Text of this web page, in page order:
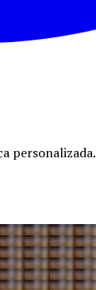
personalizada.